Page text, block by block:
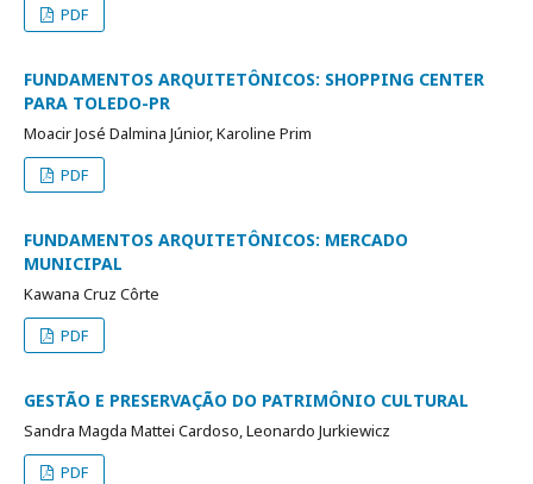
PDF
FUNDAMENTOS ARQUITETÔNICOS: SHOPPING CENTER
PARA TOLEDO-PR
Moacir José Dalmina Júnior, Karoline Prim
PDF
FUNDAMENTOS ARQUITETÔNICOS: MERCADO
MUNICIPAL
Kawana Cruz Côrte
PDF
GESTÃO E PRESERVAÇÃO DO PATRIMÔNIO CULTURAL
Sandra Magda Mattei Cardoso, Leonardo Jurkiewicz
PDF